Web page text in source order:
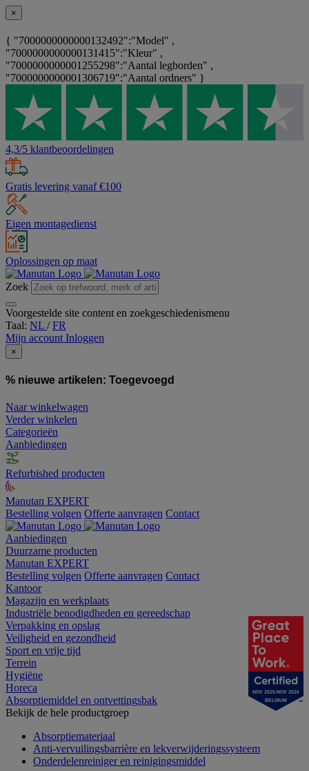
×
{ "7000000000000132492":"Model" ,
"7000000000000131415":"Kleur" ,
"7000000000001255298":"Aantal legborden" ,
"7000000000001306719":"Aantal ordners" }
4,3/5 klantbeoordelingen
Gratis levering vanaf €100
Eigen montagedienst
Oplossingen op maat
Zoek
Voorgestelde site content en zoekgeschiedenismenu
Taal: NL /FR
Mijn account Inloggen
×
% nieuwe artikelen: Toegevoegd
Naar winkelwagen
Verder winkelen
Categorieën
Aanbiedingen
Refurbished producten
Manutan EXPERT
Bestelling volgen Offerte aanvragen Contact
Aanbiedingen
Duurzame producten
Manutan EXPERT
Bestelling volgen Offerte aanvragen Contact
Kantoor
Magazijn en werkplaats
Industriële benodigdheden en gereedschap
Verpakking en opslag
Veiligheid en gezondheid
Sport en vrije tijd
Terrein
Hygiëne
Horeca
Absorptiemiddel en ontvettingsbak
Bekijk de hele productgroep
Absorptiemateriaal
Anti-vervuilingsbarrière en lekverwijderingssysteem
Onderdelenreiniger en reinigingsmiddel
NOV 2025-NOV 2026
BELGIUM